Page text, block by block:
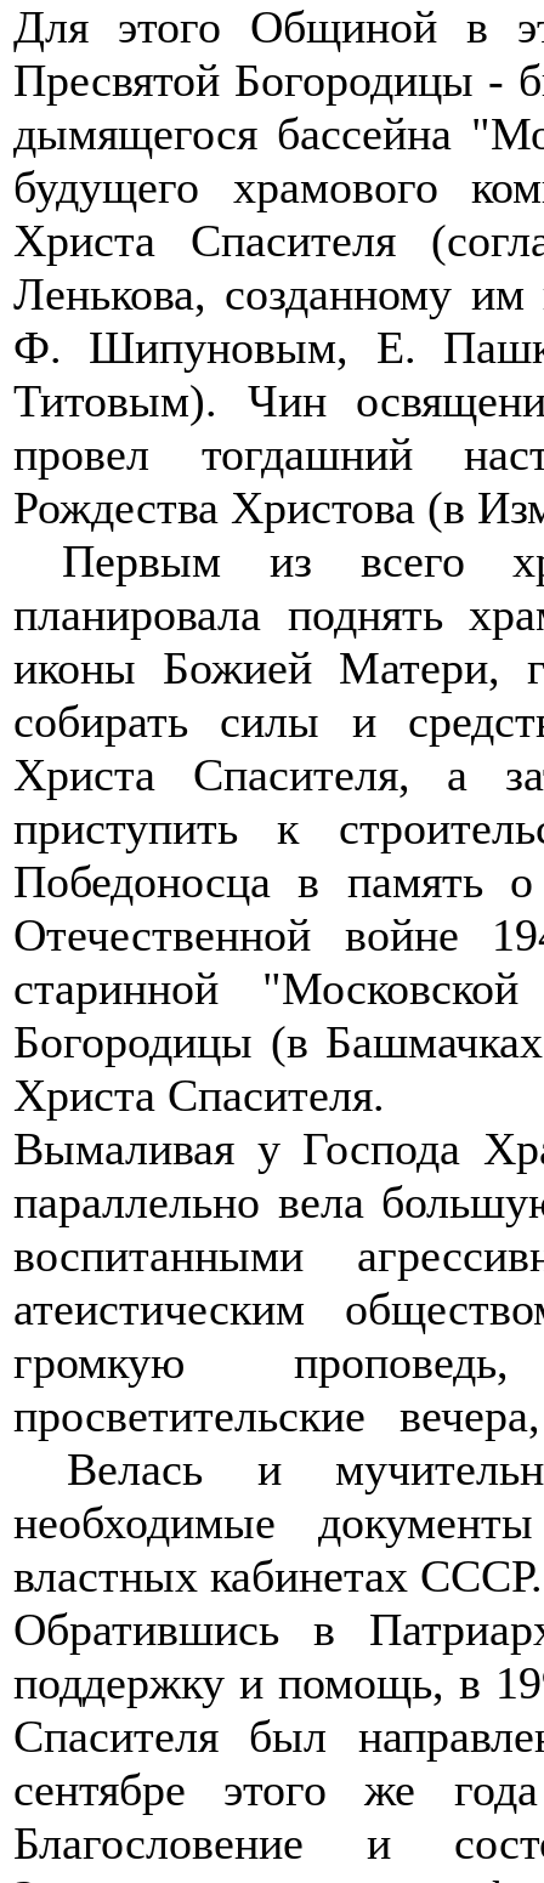
Для этого Общиной в
Пресвятой Богородицы -
дымящегося бассейна
будущего храмового
Христа Спасителя
Ленькова, созданному им
Ф. Шипуновым, Е.
Титовым). Чин
провел тогдашний
Рождества Христова (в
Первым из всего
планировала поднять
иконы Божией Матери,
собирать силы и
Христа Спасителя, а
приступить к
Победоносца в память
Отечественной войне
старинной
Богородицы (в
Христа Спасителя.
Вымаливая у Господа
параллельно вела
воспитанными
атеистическим
громкую
просветительские
Велась и
необходимые
властных кабинетах СССР.
Обратившись в
поддержку и помощь, в
Спасителя был
сентябре этого же
Благословение и